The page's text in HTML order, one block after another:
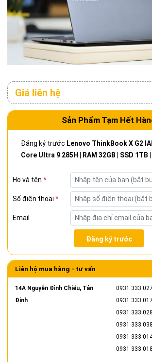
Giá liên hệ
Sản Phẩm Tạm Hết
Đăng ký trước Lenovo ThinkBook X G2
Core Ultra 9 285H | RAM 32GB | SSD 1TB
Họ và tên *
Số điện thoại *
Email
Đăng ký trước
Liên hệ mua hàng - tư vấn
14A Nguyễn Đình Chiểu, Tân
Định
0931 333 027
0931 333 017
0931 333 028
0931 333 038
0931 333
0931 333 018